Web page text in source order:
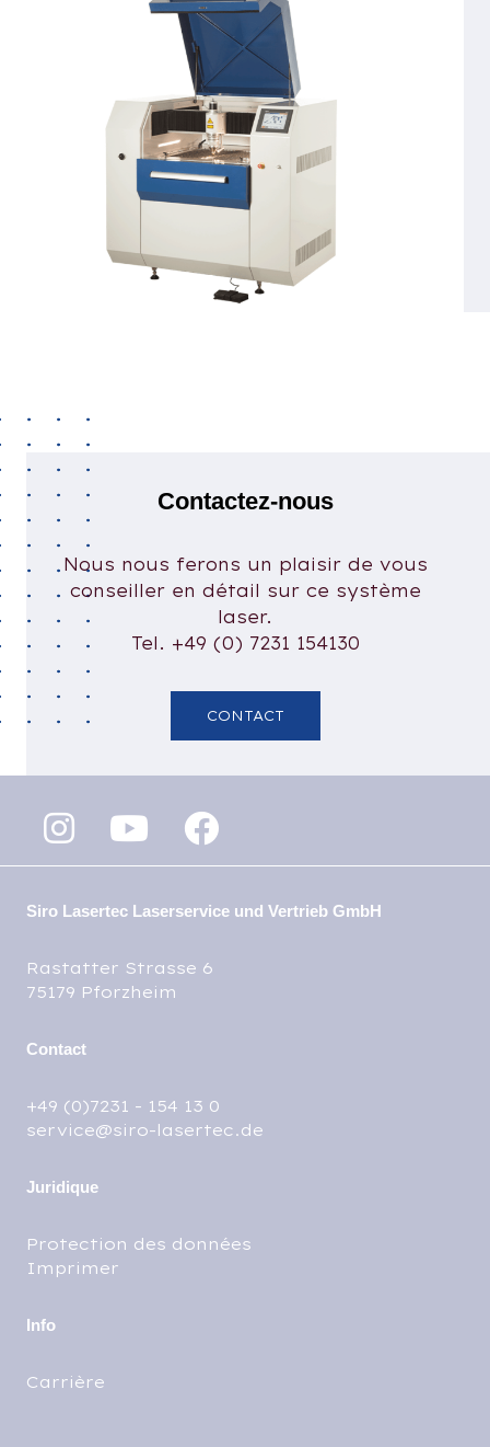
Contactez-nous
Nous nous ferons un plaisir de vous
conseiller en détail sur ce système
laser.
Tel. +49 (0) 7231 154130
CONTACT
Siro Lasertec Laserservice und Vertrieb GmbH
Rastatter Strasse 6
75179 Pforzheim
Contact
+49 (0)7231 - 154 13 0
service@siro-lasertec.de
Juridique
Protection des données
Imprimer
Info
Carrière